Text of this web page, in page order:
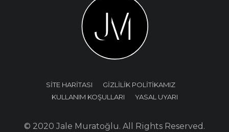
SİTE HARİTASI
GİZLİLİK POLİTİKAMIZ
KULLANIM KOŞULLARI
YASAL UYARI
© 2020 Jale Muratoğlu. All Rights Reserved.